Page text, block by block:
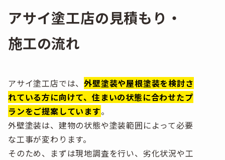
アサイ塗工店の見積もり・
施工の流れ
アサイ塗工店では、外壁塗装や屋根塗装を検討さ
れている方に向けて、住まいの状態に合わせたプ
ランをご提案しています。
外壁塗装は、建物の状態や塗装範囲によって必要
な工事が変わります。
そのため、まずは現地調査を行い、劣化状況や工